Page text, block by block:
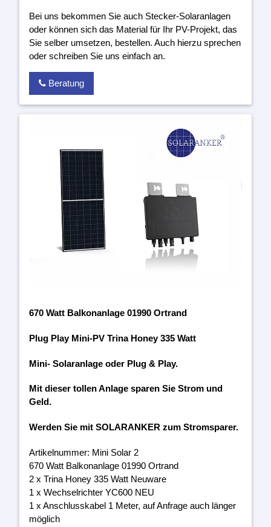
Bei uns bekommen Sie auch Stecker-Solaranlagen
oder können sich das Material für Ihr PV-Projekt, das
Sie selber umsetzen, bestellen. Auch hierzu sprechen
oder schreiben Sie uns einfach an.
Beratung
670 Watt Balkonanlage 01990 Ortrand
Plug Play Mini-PV Trina Honey 335 Watt
Mini- Solaranlage oder Plug & Play.
Mit dieser tollen Anlage sparen Sie Strom und
Geld.
Werden Sie mit SOLARANKER zum Stromsparer.
Artikelnummer: Mini Solar 2
670 Watt Balkonanlage 01990 Ortrand
2 x Trina Honey 335 Watt Neuware
1 x Wechselrichter YC600 NEU
1 x Anschlusskabel 1 Meter, auf Anfrage auch länger
möglich